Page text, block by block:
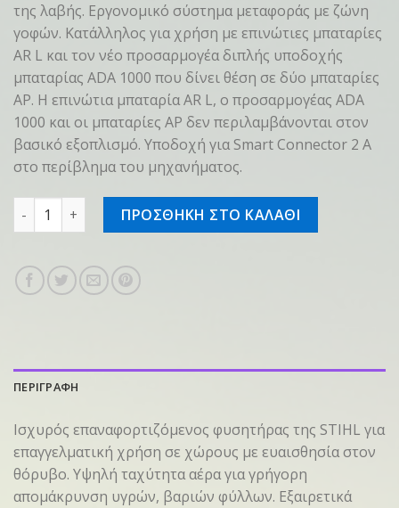
της λαβής. Εργονομικό σύστημα μεταφοράς με ζώνη
γοφών. Κατάλληλος για χρήση με επινώτιες μπαταρίες
AR L και τον νέο προσαρμογέα διπλής υποδοχής
μπαταρίας ADA 1000 που δίνει θέση σε δύο μπαταρίες
AP. Η επινώτια μπαταρία AR L, ο προσαρμογέας ADA
1000 και οι μπαταρίες AP δεν περιλαμβάνονται στον
βασικό εξοπλισμό. Υποδοχή για Smart Connector 2 A
στο περίβλημα του μηχανήματος.
Επαν/νος φυσητήρας BGA 300 ποσότητα
ΠΡΟΣΘΗΚΗ ΣΤΟ ΚΑΛΑΘΙ
ΠΕΡΙΓΡΑΦΗ
Ισχυρός επαναφορτιζόμενος φυσητήρας της STIHL για
επαγγελματική χρήση σε χώρους με ευαισθησία στον
θόρυβο. Υψηλή ταχύτητα αέρα για γρήγορη
απομάκρυνση υγρών, βαριών φύλλων. Εξαιρετικά